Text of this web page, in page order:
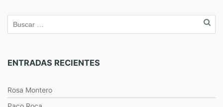
ENTRADAS RECIENTES
Rosa Montero